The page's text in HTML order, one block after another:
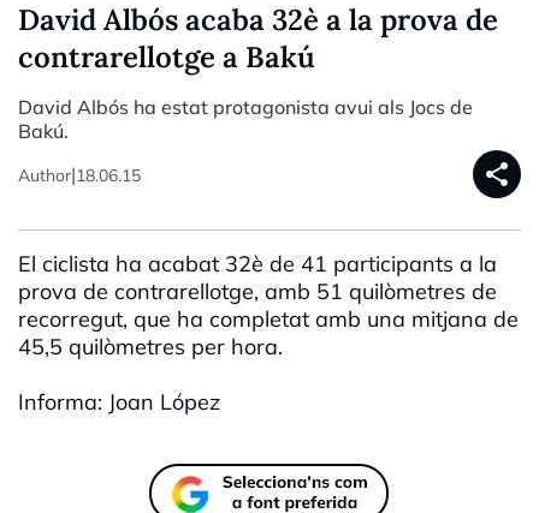
David Albós acaba 32è a la prova de
contrarellotge a Bakú
David Albós ha estat protagonista avui als Jocs de
Bakú.
Author|18.06.15 share
El ciclista ha acabat 32è de 41 participants a la
prova de contrarellotge, amb 51 quilòmetres de
recorregut, que ha completat amb una mitjana de
45,5 quilòmetres per hora.
Informa: Joan López